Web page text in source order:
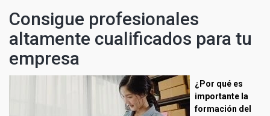
Consigue profesionales
altamente cualificados para tu
empresa
¿Por qué es
importante la
formación del